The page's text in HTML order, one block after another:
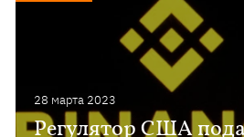
28 марта 2023
Регулятор США